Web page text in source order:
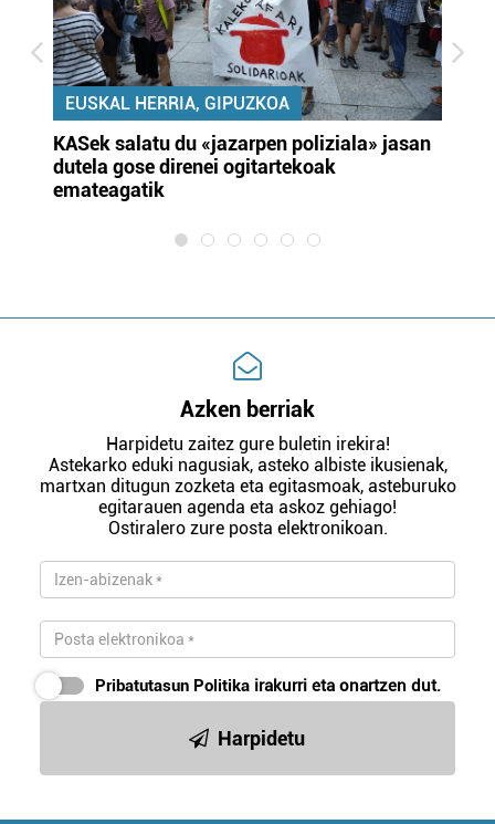
EUSKAL HERRIA, GIPUZKOA
KASek salatu du «jazarpen poliziala» jasan
dutela gose direnei ogitartekoak
emateagatik
Azken berriak
Harpidetu zaitez gure buletin irekira!
Astekarko eduki nagusiak, asteko albiste ikusienak,
martxan ditugun zozketa eta egitasmoak, asteburuko
egitarauen agenda eta askoz gehiago!
Ostiralero zure posta elektronikoan.
Pribatutasun Politika irakurri eta onartzen dut.
Harpidetu